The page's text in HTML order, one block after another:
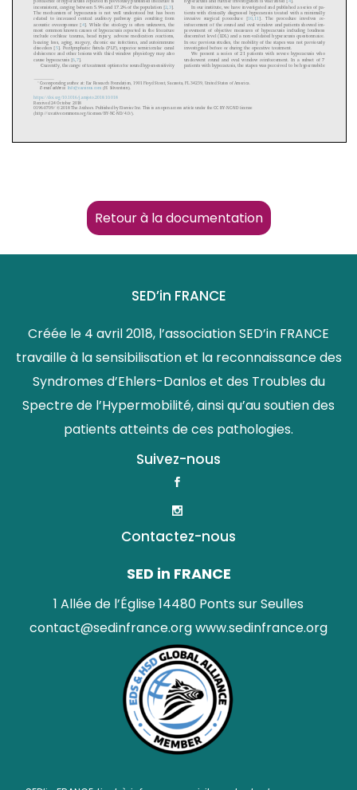
Retour à la documentation
SED’in FRANCE
Créée le 4 avril 2018, l’association SED’in FRANCE
travaille à la sensibilisation et la reconnaissance des
Syndromes d’Ehlers-Danlos et des Troubles du
Spectre de l’Hypermobilité, ainsi qu’au soutien des
patients atteints de ces pathologies.
Suivez-nous
Contactez-nous
SED in FRANCE
1 Allée de l’Église 14480 Ponts sur Seulles
contact@sedinfrance.orgwww.sedinfrance.org